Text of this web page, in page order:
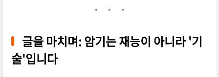
글을 마치며: 암기는 재능이 아니라 '기
술'입니다